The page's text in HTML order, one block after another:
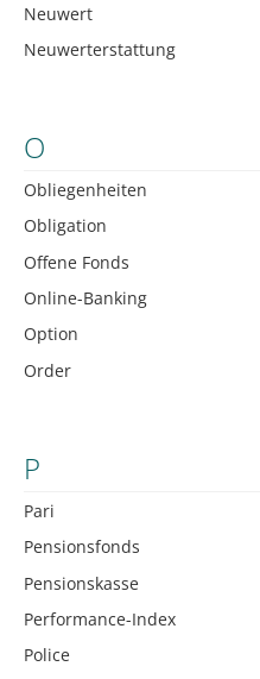
Neuwert
Neuwerterstattung
O
Obliegenheiten
Obligation
Offene Fonds
Online-Banking
Option
Order
P
Pari
Pensionsfonds
Pensionskasse
Performance-Index
Police